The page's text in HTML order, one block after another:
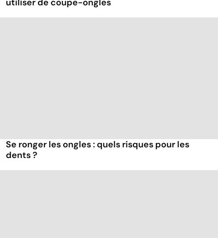
utiliser de coupe-ongles
Se ronger les ongles : quels risques pour les
dents ?